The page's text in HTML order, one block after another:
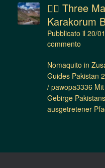
🚴‍♂️ Three
Karakorum
Pubblicato il 20/
commento
Nomaquito in
Guides Pakistan
/ pawopa3336
Gebirge
ausgetretener